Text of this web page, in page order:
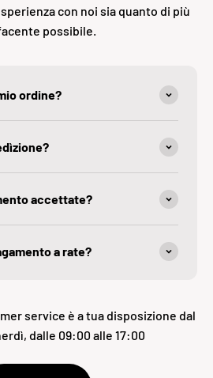
con noi sia quanto di più
possibile.
ordine?
accettate?
a rate?
service è a tua disposizione dal
dalle 09:00 alle 17:00